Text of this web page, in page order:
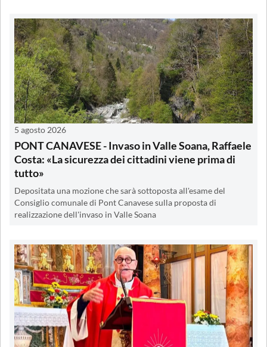
5 agosto 2026
PONT CANAVESE - Invaso in Valle Soana, Raffaele
Costa: «La sicurezza dei cittadini viene prima di
tutto»
Depositata una mozione che sarà sottoposta all'esame del
Consiglio comunale di Pont Canavese sulla proposta di
realizzazione dell'invaso in Valle Soana